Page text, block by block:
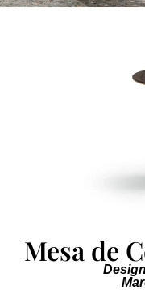
Mesa de